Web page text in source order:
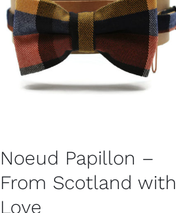
Noeud Papillon –
From Scotland with
Love